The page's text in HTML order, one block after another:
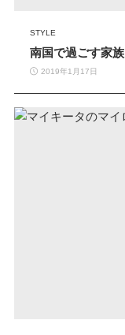
STYLE
南国で過ごす家
2019年1月17日